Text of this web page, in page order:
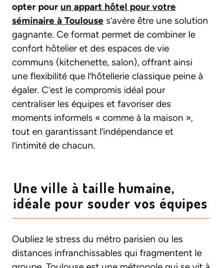
opter pour un appart hôtel pour votre
séminaire à Toulouse s’avère être une solution
gagnante. Ce format permet de combiner le
confort hôtelier et des espaces de vie
communs (kitchenette, salon), offrant ainsi
une flexibilité que l’hôtellerie classique peine à
égaler. C’est le compromis idéal pour
centraliser les équipes et favoriser des
moments informels « comme à la maison »,
tout en garantissant l’indépendance et
l’intimité de chacun.
Une ville à taille humaine,
idéale pour souder vos équipes
Oubliez le stress du métro parisien ou les
distances infranchissables qui fragmentent le